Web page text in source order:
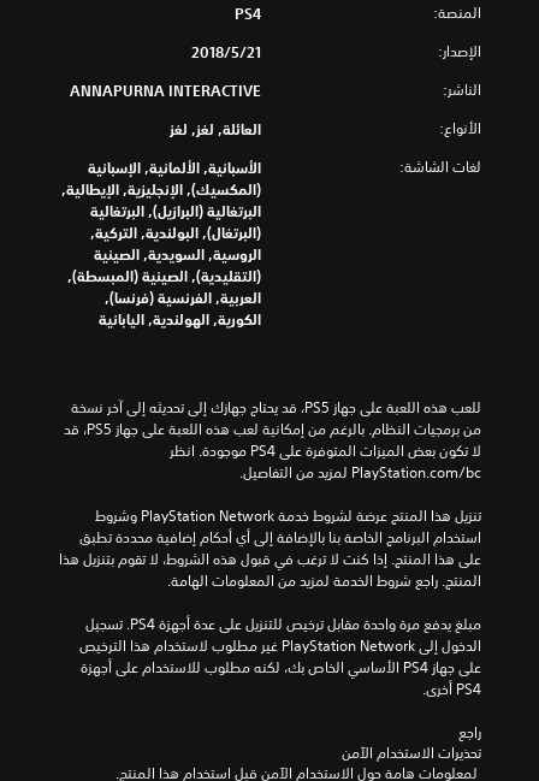
المنصة: PS4
الإصدار: 21‏/5‏/2018
الناشر: ANNAPURNA INTERACTIVE
الأنواع: العائلة, لغز, لغز
لغات الشاشة:
الأسبانية, الألمانية, الإسبانية
(المكسيك), الإنجليزية, الإيطالية,
البرتغالية (البرازيل), البرتغالية
(البرتغال), البولندية, التركية,
الروسية, السويدية, الصينية
(التقليدية), الصينية (المبسطة),
العربية, الفرنسية (فرنسا),
الكورية, الهولندية, اليابانية
‎PlayStation.com/bc لمزيد من التفاصيل.
المنتج. راجع شروط الخدمة لمزيد من المعلومات الهامة.
PS4 أخرى.
راجع
تحذيرات الاستخدام الآمن